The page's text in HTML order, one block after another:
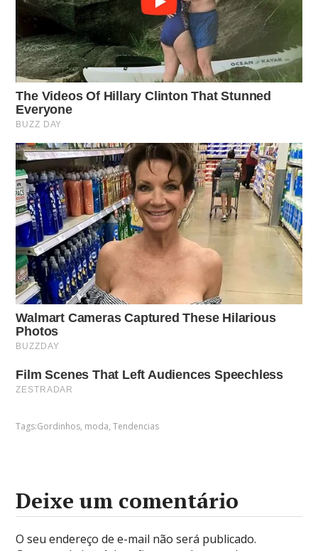
Tags:Gordinhos, moda,Tendencias
Deixe um comentário
O seu endereço de e-mail não será publicado.